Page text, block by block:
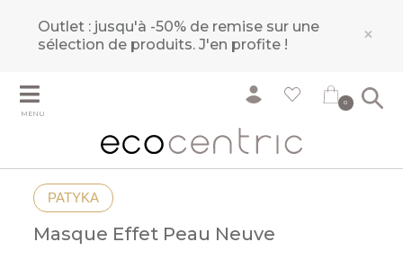
Outlet : jusqu'à -50% de remise sur une
sélection de produits.J'en profite ! ×
MENU
0
PATYKA
Masque Effet Peau Neuve